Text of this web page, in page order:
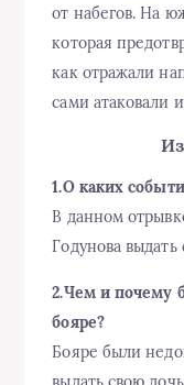
от набегов. На
которая
как отражали
сами атаковали
1.О каких
В данном
Годунова выдать
2.Чем и почему
бояре?
Бояре были